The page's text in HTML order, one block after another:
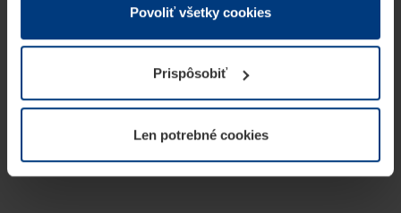
Z právneho hľadiska môžeme cookies ukladať na Vašom
prevádzku tejto stránky. Pre všetky ostatné typy cookie
potrebujeme Vaše povolenie. Vaše povolenie môžete
kedykoľvek zmeniť alebo odvolať vo vysvetlení cookie
našej webovej stránky.
Povoliť všetky cookies
Prispôsobiť
Len potrebné cookies